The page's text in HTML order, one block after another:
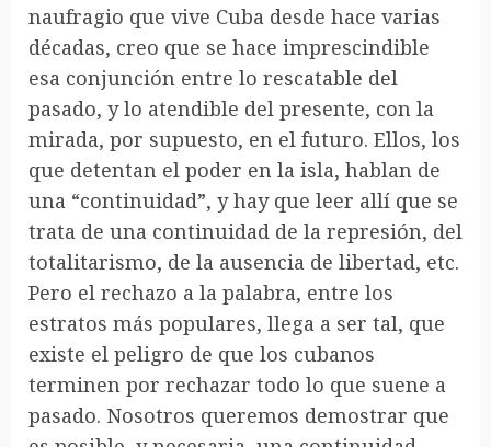
naufragio que vive Cuba desde hace varias
décadas, creo que se hace imprescindible
esa conjunción entre lo rescatable del
pasado, y lo atendible del presente, con la
mirada, por supuesto, en el futuro. Ellos, los
que detentan el poder en la isla, hablan de
una “continuidad”, y hay que leer allí que se
trata de una continuidad de la represión, del
totalitarismo, de la ausencia de libertad, etc.
Pero el rechazo a la palabra, entre los
estratos más populares, llega a ser tal, que
existe el peligro de que los cubanos
terminen por rechazar todo lo que suene a
pasado. Nosotros queremos demostrar que